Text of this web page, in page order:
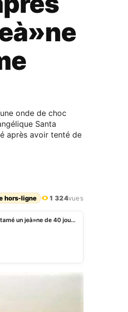
onde de choc
Santa
après avoir tenté de
hors-ligne 1 324vues
Mozambique: Un pasteur décède après avoir entamé un jeà»ne de 40 jours comme Jésus